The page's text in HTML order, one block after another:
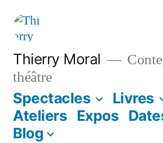
Thierry Moral
théâtre
Spectacles Livres
Ateliers Expos
Blog